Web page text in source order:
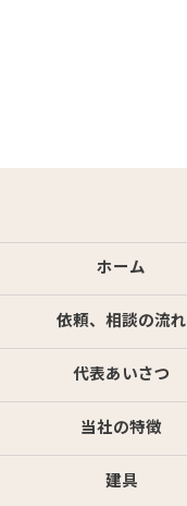
ホーム
依頼、相談の流れ
代表あいさつ
当社の特徴
建具